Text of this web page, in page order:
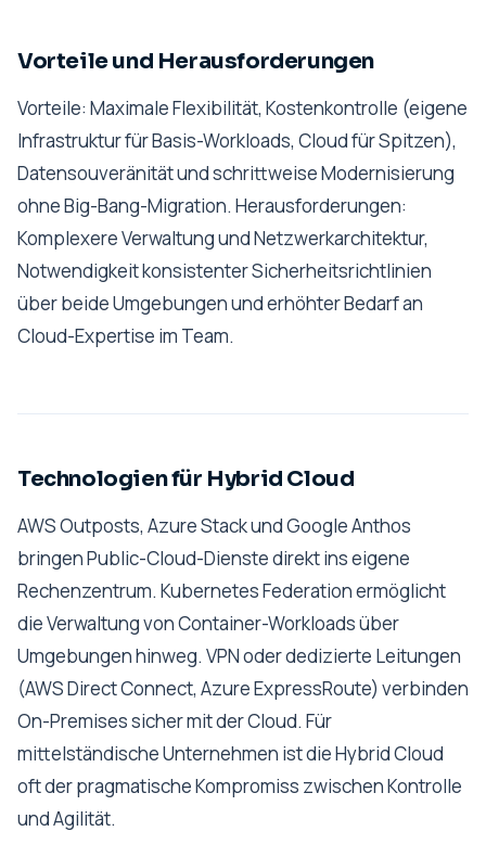
Vorteile und Herausforderungen
Vorteile: Maximale Flexibilität, Kostenkontrolle (eigene
Infrastruktur für Basis-Workloads, Cloud für Spitzen),
Datensouveränität und schrittweise Modernisierung
ohne Big-Bang-Migration. Herausforderungen:
Komplexere Verwaltung und Netzwerkarchitektur,
Notwendigkeit konsistenter Sicherheitsrichtlinien
über beide Umgebungen und erhöhter Bedarf an
Cloud-Expertise im Team.
Technologien für Hybrid Cloud
AWS Outposts, Azure Stack und Google Anthos
bringen Public-Cloud-Dienste direkt ins eigene
Rechenzentrum. Kubernetes Federation ermöglicht
die Verwaltung von Container-Workloads über
Umgebungen hinweg. VPN oder dedizierte Leitungen
(AWS Direct Connect, Azure ExpressRoute) verbinden
On-Premises sicher mit der Cloud. Für
mittelständische Unternehmen ist die Hybrid Cloud
oft der pragmatische Kompromiss zwischen Kontrolle
und Agilität.